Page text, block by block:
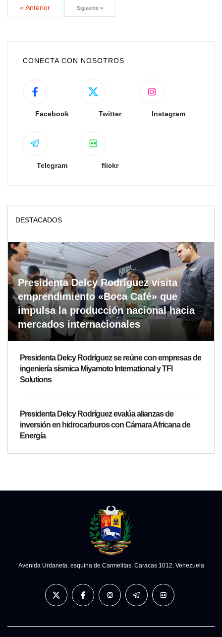
« Anterior Siguiente »
CONECTA CON NOSOTROS
Facebook Twitter Instagram
Telegram flickr
DESTACADOS
Presidenta Delcy Rodríguez visita
emprendimiento «Boca Café» que
impulsa la producción nacional hacia
mercados internacionales
Presidenta Delcy Rodríguez se reúne con empresas de
ingeniería sísmica Miyamoto International y TFI
Solutions
Presidenta Delcy Rodríguez evalúa alianzas de
inversión en hidrocarburos con Cámara Africana de
Energía
Avenida Urdaneta, esquina de Carmelitas. Caracas 1012, Venezuela